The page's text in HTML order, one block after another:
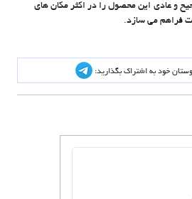
و عادی این محصول را در اکثر مکان های
فراهم می سازد.
خود به اشتراک بگذارید: